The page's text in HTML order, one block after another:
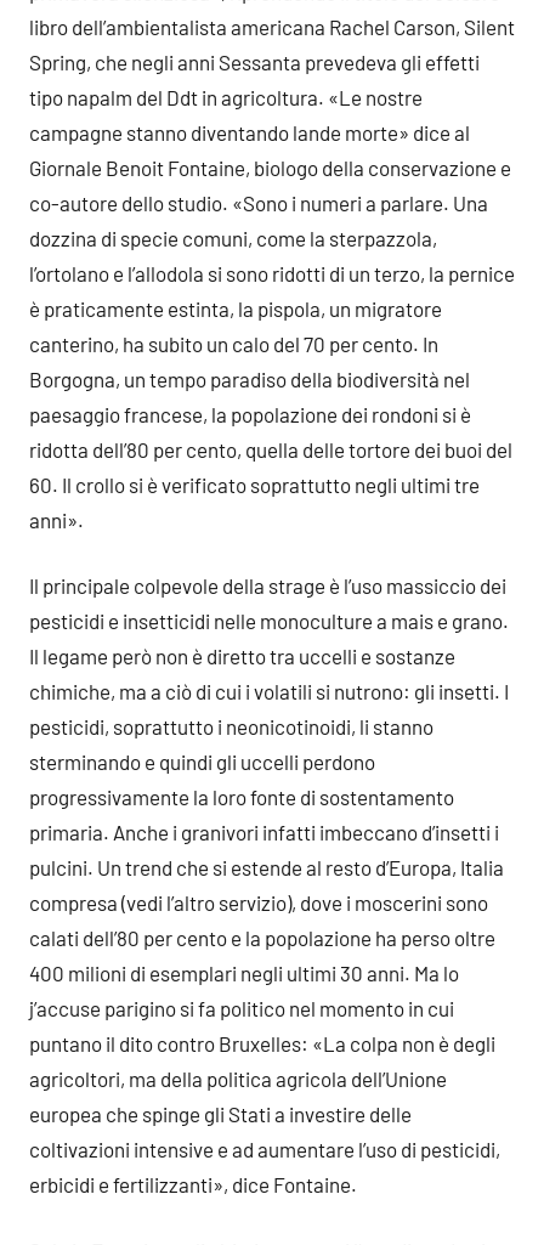
libro dell’ambientalista americana Rachel Carson, Silent
Spring, che negli anni Sessanta prevedeva gli effetti
tipo napalm del Ddt in agricoltura. «Le nostre
campagne stanno diventando lande morte» dice al
Giornale Benoit Fontaine, biologo della conservazione e
co-autore dello studio. «Sono i numeri a parlare. Una
dozzina di specie comuni, come la sterpazzola,
l’ortolano e l’allodola si sono ridotti di un terzo, la pernice
è praticamente estinta, la pispola, un migratore
canterino, ha subito un calo del 70 per cento. In
Borgogna, un tempo paradiso della biodiversità nel
paesaggio francese, la popolazione dei rondoni si è
ridotta dell’80 per cento, quella delle tortore dei buoi del
60. Il crollo si è verificato soprattutto negli ultimi tre
anni».
Il principale colpevole della strage è l’uso massiccio dei
pesticidi e insetticidi nelle monoculture a mais e grano.
Il legame però non è diretto tra uccelli e sostanze
chimiche, ma a ciò di cui i volatili si nutrono: gli insetti. I
pesticidi, soprattutto i neonicotinoidi, li stanno
sterminando e quindi gli uccelli perdono
progressivamente la loro fonte di sostentamento
primaria. Anche i granivori infatti imbeccano d’insetti i
pulcini. Un trend che si estende al resto d’Europa, Italia
compresa (vedi l’altro servizio), dove i moscerini sono
calati dell’80 per cento e la popolazione ha perso oltre
400 milioni di esemplari negli ultimi 30 anni. Ma lo
j’accuse parigino si fa politico nel momento in cui
puntano il dito contro Bruxelles: «La colpa non è degli
agricoltori, ma della politica agricola dell’Unione
europea che spinge gli Stati a investire delle
coltivazioni intensive e ad aumentare l’uso di pesticidi,
erbicidi e fertilizzanti», dice Fontaine.